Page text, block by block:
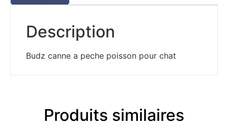
Description
Budz canne a peche poisson pour chat
Produits similaires